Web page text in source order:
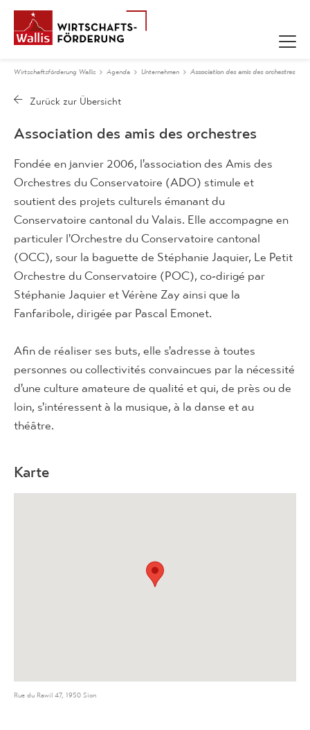
Wirtschaftsförderung Wallis Agenda Unternehmen Association des amis des orchestres
Association des amis des orchestres
Fondée en janvier 2006, l'association des Amis des
Orchestres du Conservatoire (ADO) stimule et
soutient des projets culturels émanant du
Conservatoire cantonal du Valais. Elle accompagne en
particuler l'Orchestre du Conservatoire cantonal
(OCC), sour la baguette de Stéphanie Jaquier, Le Petit
Orchestre du Conservatoire (POC), co-dirigé par
Stéphanie Jaquier et Vérène Zay ainsi que la
Fanfaribole, dirigée par Pascal Emonet.
Afin de réaliser ses buts, elle s'adresse à toutes
personnes ou collectivités convaincues par la nécessité
d'une culture amateure de qualité et qui, de près ou de
loin, s'intéressent à la musique, à la danse et au
théâtre.
Karte
Rue du Rawil 47, 1950 Sion